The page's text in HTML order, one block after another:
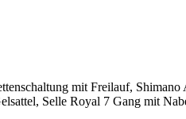
mit Freilauf, Shimano
Selle Royal 7 Gang mit